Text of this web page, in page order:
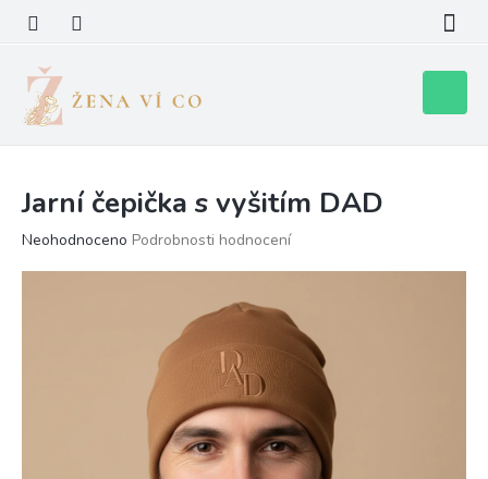
obsah
košík
Jarní čepička s vyšitím DAD
Průměrné
Neohodnoceno Podrobnosti hodnocení